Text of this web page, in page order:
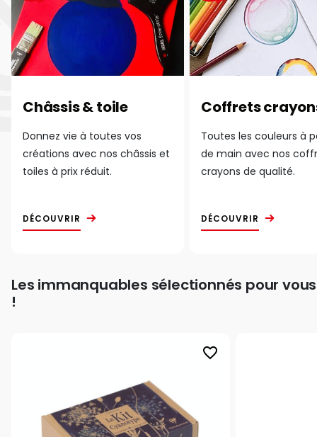
Châssis & toile
Donnez vie à toutes vos
créations avec nos châssis et
toiles à prix réduit.
DÉCOUVRIR
Coffrets
Toutes les couleurs à
de main avec nos
crayons de qualité.
DÉCOUVRIR
Les immanquables sélectionnés pour vous
!
favorite_border